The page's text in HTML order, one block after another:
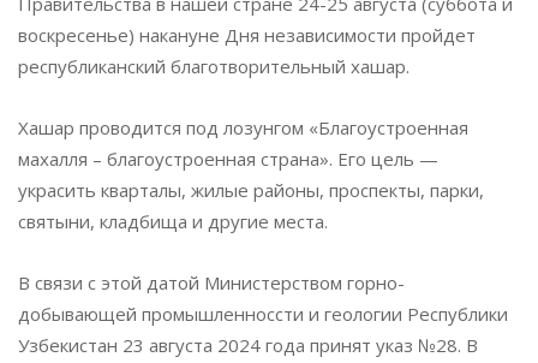
воскресенье) накануне Дня независимости пройдет
республиканский благотворительный хашар.
Хашар проводится под лозунгом «Благоустроенная
махалля – благоустроенная страна». Его цель —
украсить кварталы, жилые районы, проспекты, парки,
святыни, кладбища и другие места.
В связи с этой датой Министерством горно-
добывающей промышленноссти и геологии Республики
Узбекистан 23 августа 2024 года принят указ №28. В